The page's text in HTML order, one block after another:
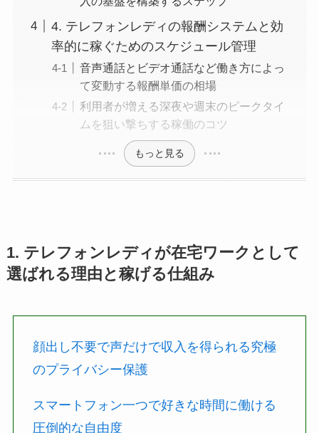
4. テレフォンレディの報酬システムと効
率的に稼ぐためのスケジュール管理
音声通話とビデオ通話など働き方によっ
て変動する報酬単価の相場
利用者が増える深夜や週末のピークタイ
ムを狙い撃ちする稼働のコツ
もっと見る
1. テレフォンレディが在宅ワークとして
選ばれる理由と稼げる仕組み
顔出し不要で声だけで収入を得られる究極
のプライバシー保護
スマートフォン一つで好きな時間に働ける
圧倒的な自由度